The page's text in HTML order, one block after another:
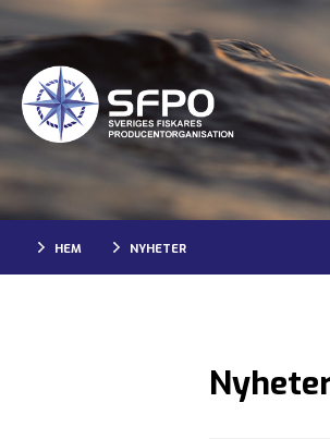
HEM NYHETER